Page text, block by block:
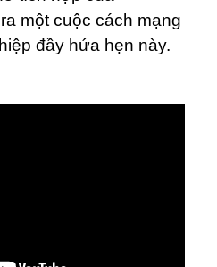
một cuộc cách mạng
đầy hứa hẹn này.